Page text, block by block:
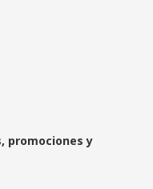
promociones y